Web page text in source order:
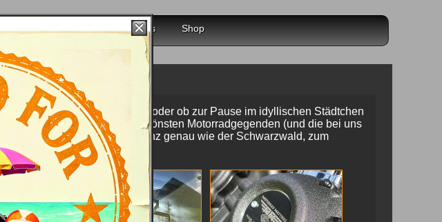
Über uns Shop
Edition Nr. 1
Höllental zum Blick hinauf, oder ob zur Pause im idyllischen Städtchen
Und erweist einer der schönsten Motorradgegenden (und die bei uns
Details, die, ganz genau wie der Schwarzwald, zum